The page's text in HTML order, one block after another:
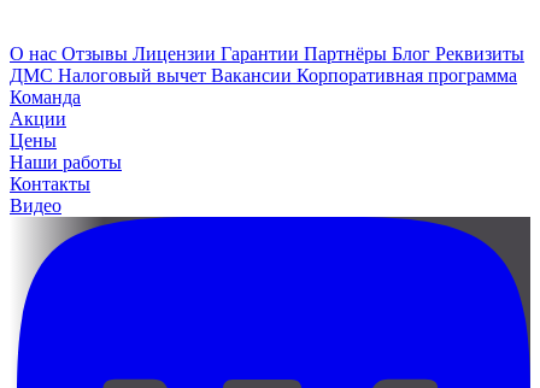
О нас Отзывы Лицензии Гарантии Партнёры Блог Реквизиты
ДМС Налоговый вычет Вакансии Корпоративная программа
Команда
Акции
Цены
Наши работы
Контакты
Видео